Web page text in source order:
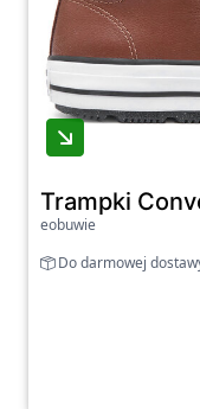
Trampki
eobuwie
Do darmowej